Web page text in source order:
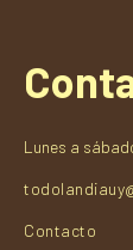
Lunes a
Contacto